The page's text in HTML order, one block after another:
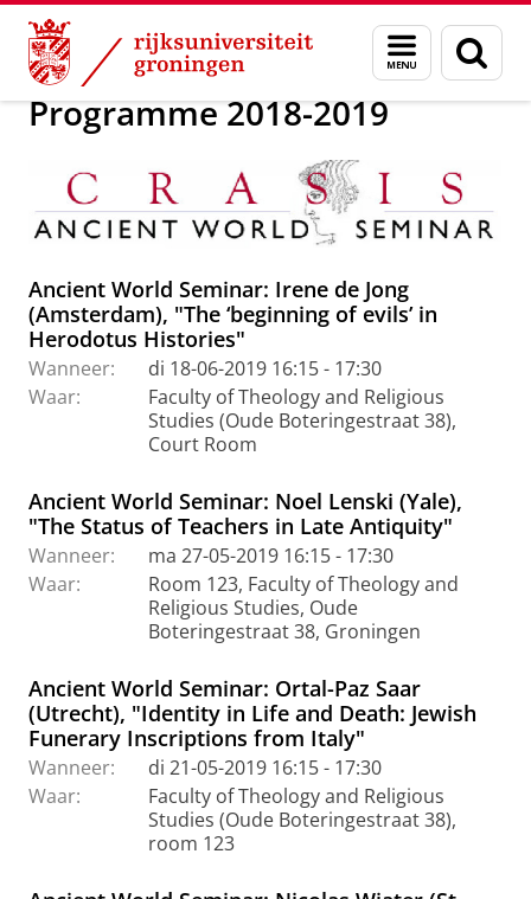
Skip
Content
Skip
Navigation
Menu
en
zoeken
Previous seminars
Programme 2018-2019
Ancient World Seminar: Irene de Jong
(Amsterdam), "The ‘beginning of evils’ in
Herodotus Histories"
Wanneer:
di 18-06-2019 16:15 - 17:30
Waar:
Faculty of Theology and Religious
Studies (Oude Boteringestraat 38),
Court Room
Ancient World Seminar: Noel Lenski (Yale),
"The Status of Teachers in Late Antiquity"
Wanneer:
ma 27-05-2019 16:15 - 17:30
Waar:
Room 123, Faculty of Theology and
Religious Studies, Oude
Boteringestraat 38, Groningen
Ancient World Seminar: Ortal-Paz Saar
(Utrecht), "Identity in Life and Death: Jewish
Funerary Inscriptions from Italy"
Wanneer:
di 21-05-2019 16:15 - 17:30
Waar:
Faculty of Theology and Religious
Studies (Oude Boteringestraat 38),
room 123